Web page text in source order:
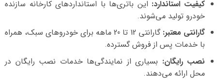
کیفیت استاندارد: این باتری‌ها با استانداردهای کارخانه سازنده
خودرو تولید می‌شوند.
گارانتی معتبر:
گارانتی 12 تا 20 ماهه برای خودروهای سبک، همراه
با خدمات پس از فروش گسترده.
نصب رایگان: بسیاری از نمایندگی‌ها خدمات نصب رایگان در
محل ارائه می‌دهند.